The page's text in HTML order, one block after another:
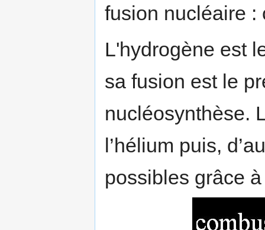
fusion nucléaire :
­L'hydrogène est
sa fusion est le
nucléosynthèse.
l’hélium puis,
possibles grâce